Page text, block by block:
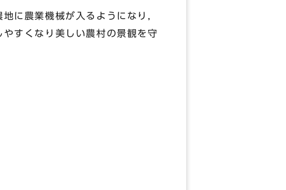
に農業機械が入るようになり，
すくなり美しい農村の景観を守